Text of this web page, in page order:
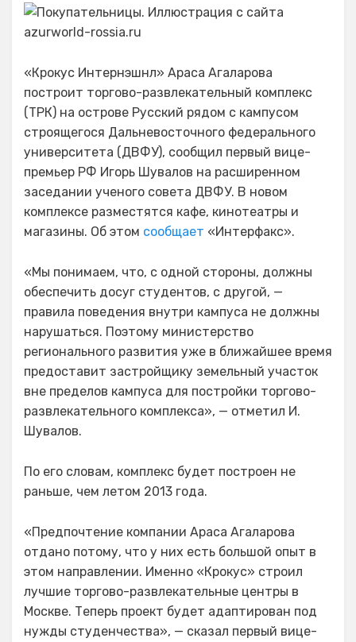
«Крокус Интернэшнл» Араса Агаларова
построит торгово-развлекательный комплекс
(ТРК) на острове Русский рядом с кампусом
строящегося Дальневосточного федерального
университета (ДВФУ), сообщил первый вице-
премьер РФ Игорь Шувалов на расширенном
заседании ученого совета ДВФУ. В новом
комплексе разместятся кафе, кинотеатры и
магазины. Об этом сообщает «Интерфакс».
«Мы понимаем, что, с одной стороны, должны
обеспечить досуг студентов, с другой, —
правила поведения внутри кампуса не должны
нарушаться. Поэтому министерство
регионального развития уже в ближайшее время
предоставит застройщику земельный участок
вне пределов кампуса для постройки торгово-
развлекательного комплекса», — отметил И.
Шувалов.
По его словам, комплекс будет построен не
раньше, чем летом 2013 года.
«Предпочтение компании Араса Агаларова
отдано потому, что у них есть большой опыт в
этом направлении. Именно «Крокус» строил
лучшие торгово-развлекательные центры в
Москве. Теперь проект будет адаптирован под
нужды студенчества», — сказал первый вице-